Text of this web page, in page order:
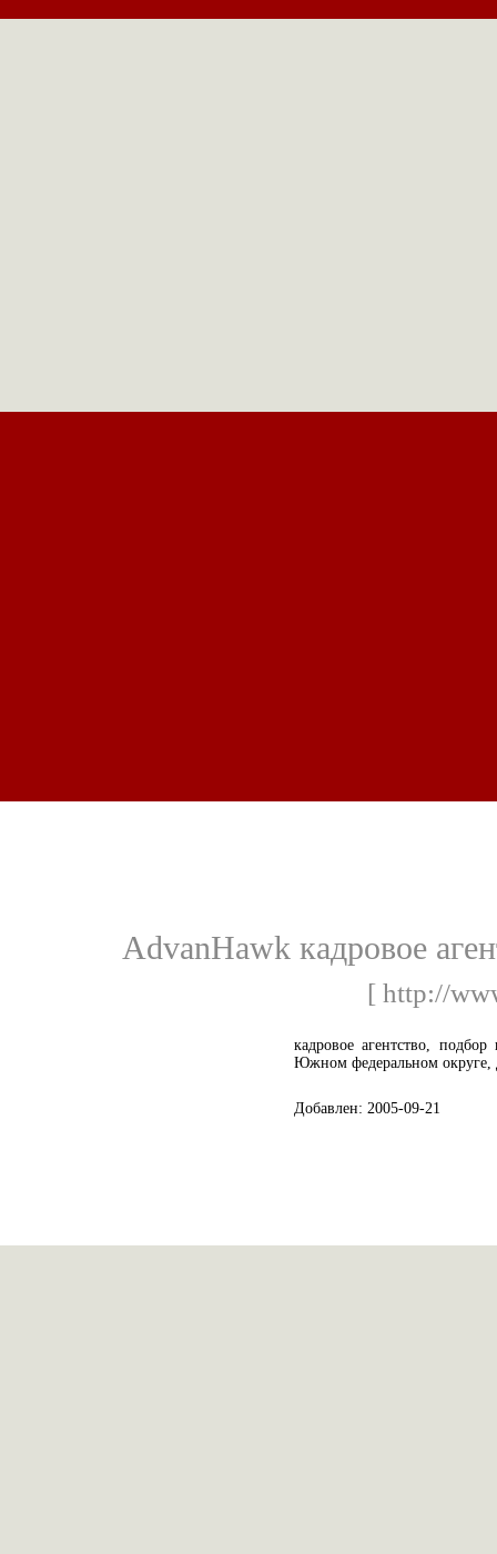
AdvanHawk кадровое
[ http://
кадровое агентство,
Южном федеральном округе,
Добавлен: 2005-09-21